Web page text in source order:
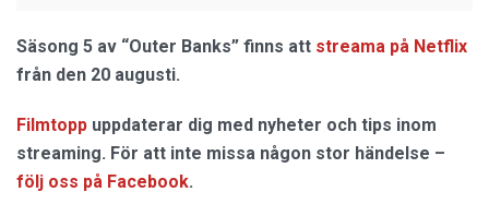
Säsong 5 av “Outer Banks” finns att streama på Netflix
från den 20 augusti.
Filmtopp uppdaterar dig med nyheter och tips inom
streaming. För att inte missa någon stor händelse –
följ oss på Facebook.